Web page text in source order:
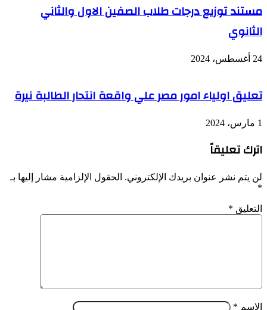
مستند توزيع درجات طلاب الصفين الاول والثاني
الثانوي
24 أغسطس، 2024
تعليق اولياء امور مصر علي واقعة انتحار الطالبة نيرة
1 مارس، 2024
اترك تعليقاً
لن يتم نشر عنوان بريدك الإلكتروني. الحقول الإلزامية مشار إليها بـ
*
التعليق *
الاسم *